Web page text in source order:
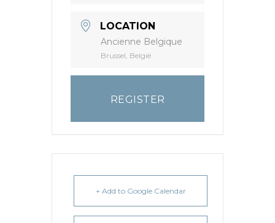
LOCATION
Ancienne Belgique
Brussel, België
REGISTER
+ Add to Google Calendar